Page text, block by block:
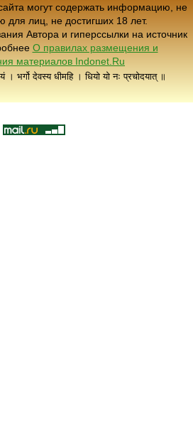
могут содержать информацию, не
для лиц, не достигших 18 лет.
Автора и гиперссылки на источник
О правилах размещения и
материалов Indonet.Ru
। भर्गो देवस्य धीमहि । धियो यो नः प्रचोदयात् ॥